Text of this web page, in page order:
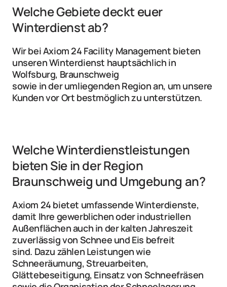
Welche Gebiete deckt euer
Winterdienst ab?
Wir bei Axiom 24 Facility Management bieten
unseren Winterdienst hauptsächlich in
Wolfsburg, Braunschweig
sowie in der umliegenden Region an, um unsere
Kunden vor Ort bestmöglich zu unterstützen.
Welche Winterdienstleistungen
bieten Sie in der Region
Braunschweig und Umgebung an?
Axiom 24 bietet umfassende Winterdienste,
damit Ihre gewerblichen oder industriellen
Außenflächen auch in der kalten Jahreszeit
zuverlässig von Schnee und Eis befreit
sind. Dazu zählen Leistungen wie
Schneeräumung, Streuarbeiten,
Glättebeseitigung, Einsatz von Schneefräsen